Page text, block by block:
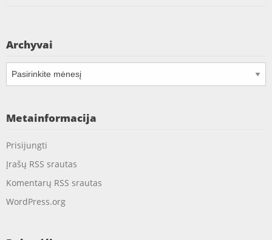
Archyvai
Archyvai
Metainformacija
Prisijungti
Įrašų RSS srautas
Komentarų RSS srautas
WordPress.org